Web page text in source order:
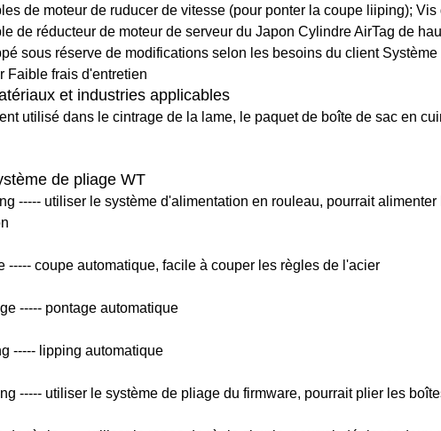
de moteur de ruducer de vitesse (pour ponter la coupe liiping);
de réducteur de moteur de serveur du Japon Cylindre AirTag de
sous réserve de modifications selon les besoins du client
Faible frais d'entretien
et industries applicables
utilisé dans le cintrage de la lame, le paquet de boîte de sac en
de pliage WT
----- utiliser le système d'alimentation en rouleau, pourrait
----- coupe automatique, facile à couper les règles de l'acier
----- pontage automatique
----- lipping automatique
----- utiliser le système de pliage du firmware, pourrait plier les